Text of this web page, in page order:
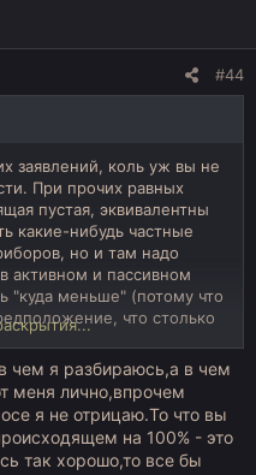
#44
заявлений, коль уж вы не
При прочих равных
пустая, эквивалентны
какие-нибудь частные
но и там надо
активном и пассивном
"куда меньше" (потому что
что столько
чем я разбираюсь,а в чем
меня лично,впрочем
я не отрицаю.То что вы
на 100% - это
так хорошо,то все бы